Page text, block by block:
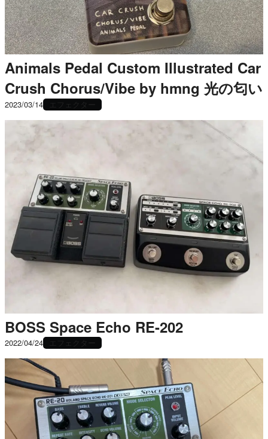
Animals Pedal Custom Illustrated Car
Crush Chorus/Vibe by hmng 光の匂い
2023/03/14 エフェクター
BOSS Space Echo RE-202
2022/04/24 エフェクター